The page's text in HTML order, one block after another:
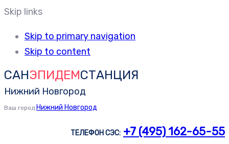
Skip links
Skip to primary navigation
Skip to content
САНЭПИДЕМСТАНЦИЯ
Нижний Новгород
Ваш город Нижний Новгород
ТЕЛЕФОН СЭС: +7 (495) 162-65-55